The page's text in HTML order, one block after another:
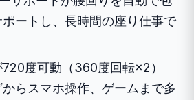
ートし、長時間の座り仕事で
度可動（360度回転×2）
らスマホ操作、ゲームまで多